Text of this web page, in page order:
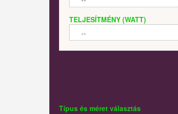
TELJESÍTMÉNY (WATT)
Típus és méret választás